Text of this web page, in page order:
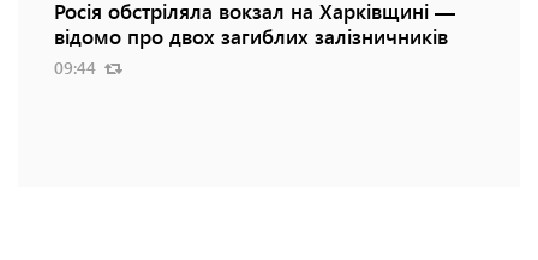
Росія обстріляла вокзал на Харківщині —
відомо про двох загиблих залізничників
09:44